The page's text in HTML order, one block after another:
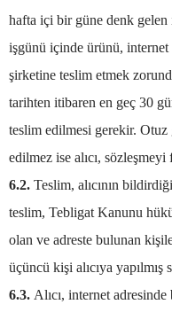
hafta içi bir güne denk
işgünü içinde ürünü, internet
şirketine teslim etmek
tarihten itibaren en geç 30
teslim edilmesi gerekir.
edilmez ise alıcı,
6.2. Teslim, alıcının
teslim, Tebligat Kanunu
olan ve adreste bulunan
üçüncü kişi alıcıya yapılmış
6.3. Alıcı, internet